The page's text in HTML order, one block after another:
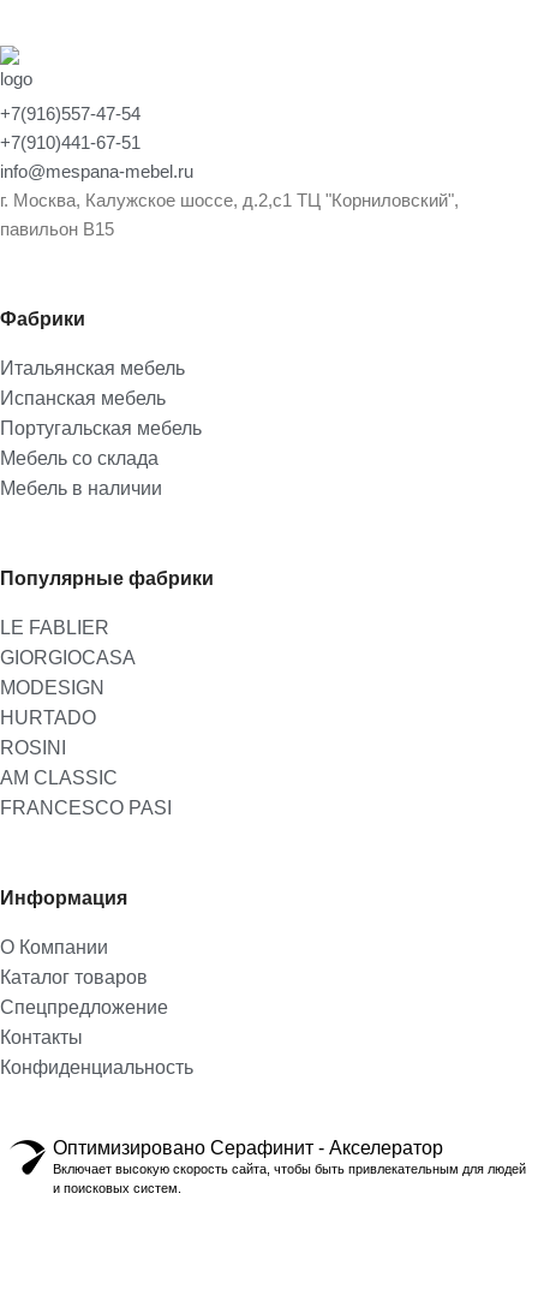
+7(916)557-47-54
+7(910)441-67-51
info@mespana-mebel.ru
г. Москва, Калужское шоссе, д.2,с1 ТЦ "Корниловский",
павильон В15
Фабрики
Итальянская мебель
Испанская мебель
Португальская мебель
Мебель со склада
Мебель в наличии
Популярные фабрики
LE FABLIER
GIORGIOCASA
MODESIGN
HURTADO
ROSINI
AM CLASSIC
FRANCESCO PASI
Информация
О Компании
Каталог товаров
Спецпредложение
Контакты
Конфиденциальность
Оптимизировано Серафинит - Акселератор
Включает высокую скорость сайта, чтобы быть привлекательным для людей
и поисковых систем.